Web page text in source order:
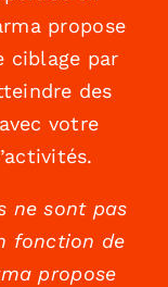
propose
ciblage par
des
votre
ne sont pas
fonction de
propose